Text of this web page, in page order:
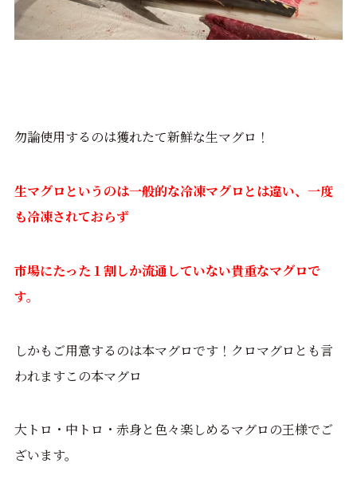
勿論使用するのは獲れたて新鮮な生マグロ！
生マグロというのは一般的な冷凍マグロとは違い、一度
も冷凍されておらず
市場にたった１割しか流通していない貴重なマグロで
す。
しかもご用意するのは本マグロです！クロマグロとも言
われますこの本マグロ
大トロ・中トロ・赤身と色々楽しめるマグロの王様でご
ざいます。